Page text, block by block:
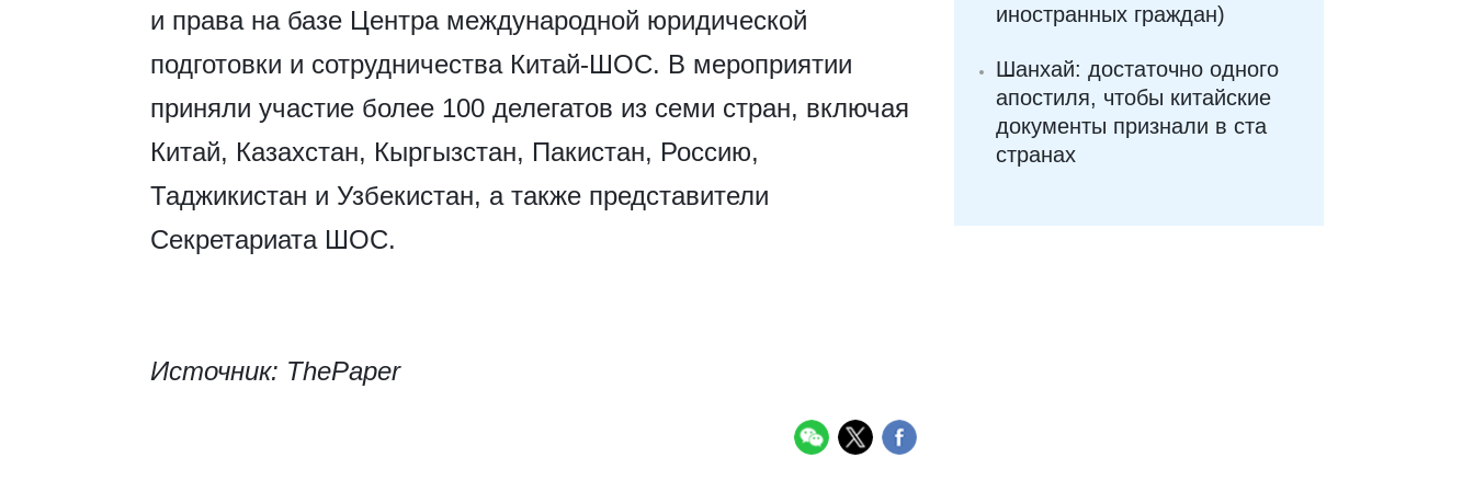
и права на базе Центра международной юридической
подготовки и сотрудничества Китай-ШОС. В мероприятии
приняли участие более 100 делегатов из семи стран, включая
Китай, Казахстан, Кыргызстан, Пакистан, Россию,
Таджикистан и Узбекистан, а также представители
Секретариата ШОС.
Источник: ThePaper
иностранных граждан)
Шанхай: достаточно одного
апостиля, чтобы китайские
документы признали в ста
странах